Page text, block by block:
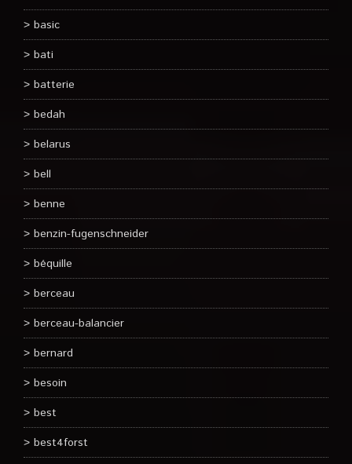
basic
bati
batterie
bedah
belarus
bell
benne
benzin-fugenschneider
béquille
berceau
berceau-balancier
bernard
besoin
best
best4forst